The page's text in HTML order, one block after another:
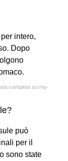
intero,
Dopo
completa su my-
può
per il
sono state